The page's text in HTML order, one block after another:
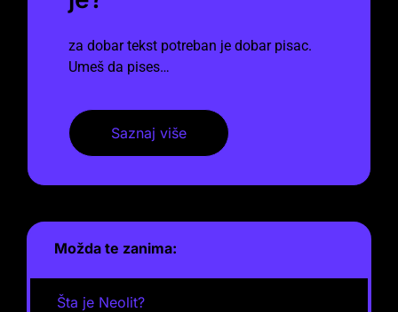
za dobar tekst potreban je dobar pisac.
Umeš da pises…
Saznaj više
Možda te zanima:
Šta je Neolit?